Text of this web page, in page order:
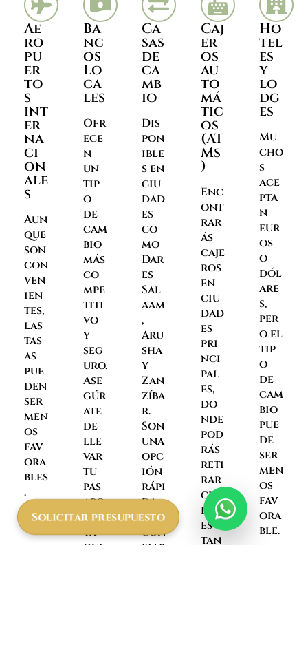
Ae
ro
pu
er
to
s
int
er
na
ci
on
ale
s
Aun
que
son
con
ven
ien
tes,
las
tas
as
pue
den
ser
men
os
fav
ora
bles
.
Ba
nc
os
Lo
ca
les
Ofr
ece
n
un
tip
o
de
cam
bio
más
co
mpe
titi
vo
y
seg
uro.
Ase
gúr
ate
de
lle
var
tu
pas
apo
rte,
ya
que
Ca
sas
de
ca
mb
io
Dis
pon
ible
s en
ciu
dad
es
co
mo
Dar
es
Sal
aam
,
Aru
sha
y
Zan
zíba
r.
Son
una
opc
ión
rápi
da
y
con
fiab
Caj
er
os
au
to
má
tic
os
(AT
Ms
)
Enc
ont
rar
ás
caje
ros
en
ciu
dad
es
pri
nci
pal
es,
do
nde
pod
rás
reti
rar
che
lin
es
tan
Ho
tel
es
y
lo
dg
es
Mu
cho
s
ace
pta
n
eur
os
o
dól
are
s,
per
o el
tip
o
de
cam
bio
pue
de
ser
men
os
fav
ora
ble.
Solicitar presupuesto